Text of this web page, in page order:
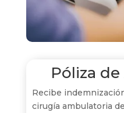
Póliza
Recibe
cirugía ambulatoria